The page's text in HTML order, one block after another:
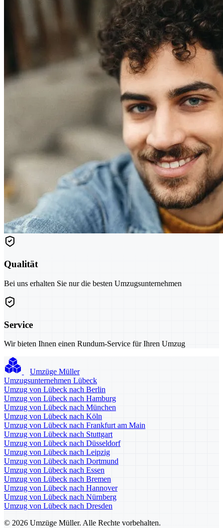
Qualität
Bei uns erhalten Sie nur die besten Umzugsunternehmen
Service
Wir bieten Ihnen einen Rundum-Service für Ihren Umzug
Umzüge Müller
Umzugsunternehmen Lübeck
Umzug von Lübeck nach Berlin
Umzug von Lübeck nach Hamburg
Umzug von Lübeck nach München
Umzug von Lübeck nach Köln
Umzug von Lübeck nach Frankfurt am Main
Umzug von Lübeck nach Stuttgart
Umzug von Lübeck nach Düsseldorf
Umzug von Lübeck nach Leipzig
Umzug von Lübeck nach Dortmund
Umzug von Lübeck nach Essen
Umzug von Lübeck nach Bremen
Umzug von Lübeck nach Hannover
Umzug von Lübeck nach Nürnberg
Umzug von Lübeck nach Dresden
© 2026 Umzüge Müller. Alle Rechte vorbehalten.